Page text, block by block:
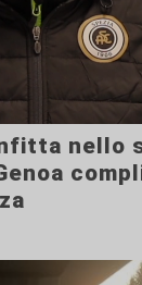
nello